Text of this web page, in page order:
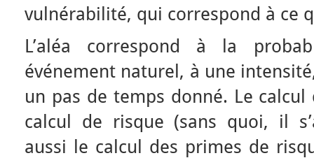
vulnérabilité, qui correspond à ce
L’aléa correspond à la
événement naturel, à une
un pas de temps donné. Le
calcul de risque (sans quoi, il
aussi le calcul des primes de